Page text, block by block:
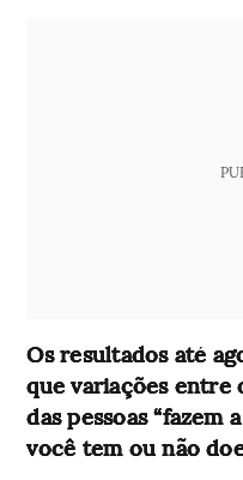
Os resultados até
que variações entre
das pessoas “fazem
você tem ou não